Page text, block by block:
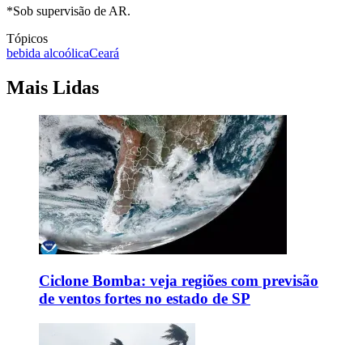
*Sob supervisão de AR.
Tópicos
bebida alcoólicaCeará
Mais Lidas
Ciclone Bomba: veja regiões com previsão
de ventos fortes no estado de SP